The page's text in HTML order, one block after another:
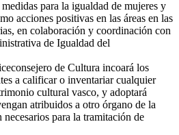
para la igualdad de mujeres y
acciones positivas en las áreas en las
en colaboración y coordinación con
de Igualdad del
de Cultura incoará los
a calificar o inventariar cualquier
cultural vasco, y adoptará
atribuidos a otro órgano de la
para la tramitación de